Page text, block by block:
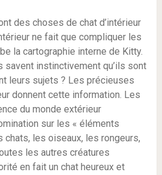
des choses de chat d’intérieur
ne fait que compliquer les
la cartographie interne de Kitty.
savent instinctivement qu’ils sont
leurs sujets ? Les précieuses
donnent cette information. Les
du monde extérieur
sur les « éléments
chats, les oiseaux, les rongeurs,
les autres créatures
en fait un chat heureux et